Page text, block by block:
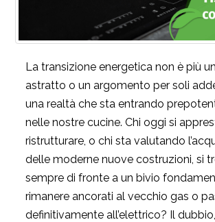
La transizione energetica non è più
astratto o un argomento per soli
una realtà che sta entrando
nelle nostre cucine. Chi oggi si
ristrutturare, o chi sta valutando
delle moderne nuove costruzioni, si
sempre di fronte a un bivio
rimanere ancorati al vecchio gas o
definitivamente all’elettrico? Il